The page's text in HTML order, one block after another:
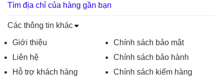
Tìm địa chỉ của hàng gần bạn
Các thông tin khác
Giới thiệu
Liên hệ
Hỗ trợ khách hàng
Chính sách bảo mật
Chính sách bảo hành
Chính sách kiểm hàng